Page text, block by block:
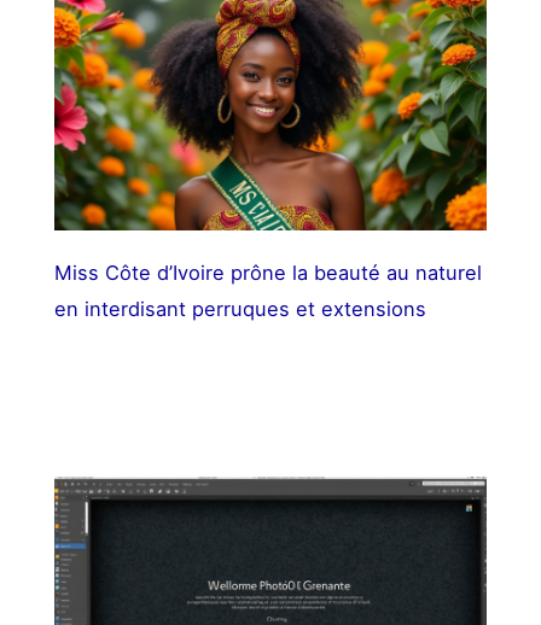
Miss Côte d’Ivoire prône la beauté au naturel
en interdisant perruques et extensions